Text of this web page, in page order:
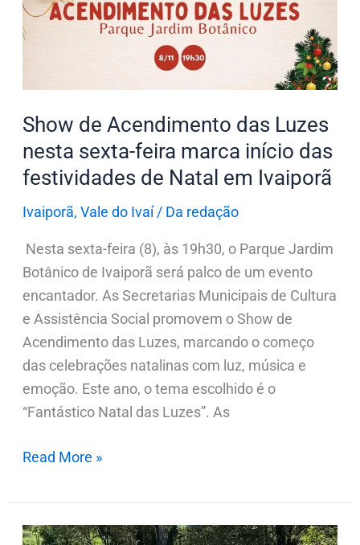
Show de Acendimento das Luzes
nesta sexta-feira marca início das
festividades de Natal em Ivaiporã
Ivaiporã, Vale do Ivaí/ Da redação
Nesta sexta-feira (8), às 19h30, o Parque Jardim
Botânico de Ivaiporã será palco de um evento
encantador. As Secretarias Municipais de Cultura
e Assistência Social promovem o Show de
Acendimento das Luzes, marcando o começo
das celebrações natalinas com luz, música e
emoção. Este ano, o tema escolhido é o
“Fantástico Natal das Luzes”. As
Luzes
nesta
feira
início
das
festividades
de
em
Ivaiporã
Read More »
Corpo